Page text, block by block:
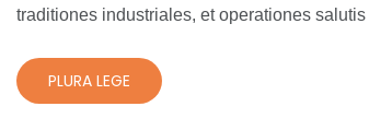
traditiones industriales, et operationes
PLURA LEGE